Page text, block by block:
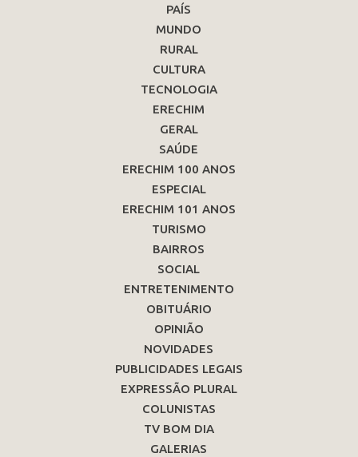
PAÍS
MUNDO
RURAL
CULTURA
TECNOLOGIA
ERECHIM
GERAL
SAÚDE
ERECHIM 100 ANOS
ESPECIAL
ERECHIM 101 ANOS
TURISMO
BAIRROS
SOCIAL
ENTRETENIMENTO
OBITUÁRIO
OPINIÃO
NOVIDADES
PUBLICIDADES LEGAIS
EXPRESSÃO PLURAL
COLUNISTAS
TV BOM DIA
GALERIAS